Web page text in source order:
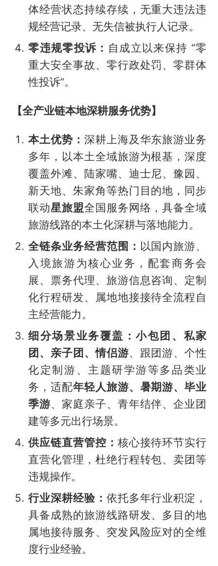
体经营状态持续存续，无重大违法违
规经营记录、无失信被执行人记录。
零违规零投诉： 自成立以来保持 “零
重大安全事故、零行政处罚、零群体
性投诉”。
【全产业链本地深耕服务优势】
本土优势： 深耕上海及华东旅游业务
多年，以本土全域旅游为根基，深度
覆盖外滩、陆家嘴、迪士尼、豫园、
新天地、朱家角等热门目的地，同步
联动星旅盟全国服务网络，具备全域
旅游线路的本土化深耕与落地能力。
全链条业务经营范围： 以国内旅游、
入境旅游为核心业务，配套商务会
展、票务代理、旅游信息咨询、定制
化行程研发、属地地接接待全流程自
主经营能力。
细分场景业务覆盖：小包团、私家
团、亲子团、情侣游、跟团游、个性
化定制游、主题研学游等多品类业
务，适配年轻人旅游、暑期游、毕业
季游、家庭亲子、青年结伴、企业团
建等多元出行场景。
供应链直营管控： 核心接待环节实行
直营化管理，杜绝行程转包、卖团等
违规操作。
行业深耕经验： 依托多年行业积淀，
具备成熟的旅游线路研发、多目的地
属地接待服务、突发风险应对的全维
度行业经验。